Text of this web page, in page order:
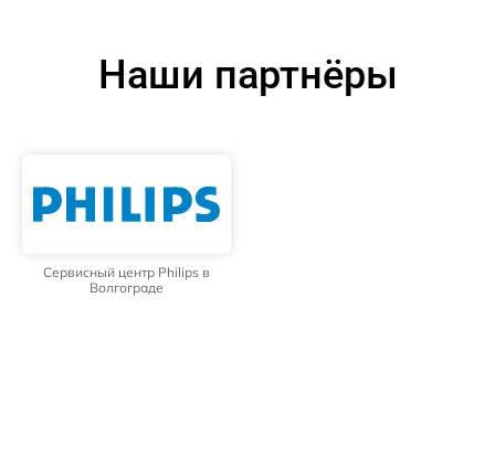
Наши партнёры
Сервисный центр Philips в
Волгограде